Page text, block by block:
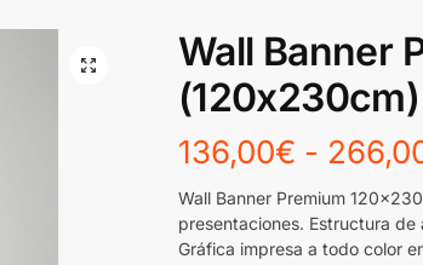
Wall Banner
(120x230cm)
136,00€ -
Wall Banner Premium
presentaciones. Estructura
Gráfica impresa a todo color